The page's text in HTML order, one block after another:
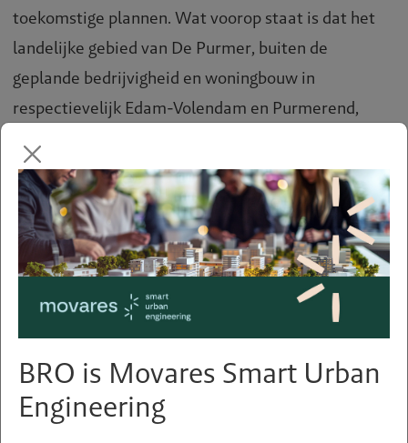
toekomstige plannen. Wat voorop staat is dat het
landelijke gebied van De Purmer, buiten de
geplande bedrijvigheid en woningbouw in
respectievelijk Edam-Volendam en Purmerend,
ontwikkelingen. De land- en tuinbouw is en blijft de
belangrijkste sector in dit gebied, waarbij gekeken
is naar een wenkend perspectief met economische
potentie voor deze sector.
BRO is Movares Smart Urban
Engineering